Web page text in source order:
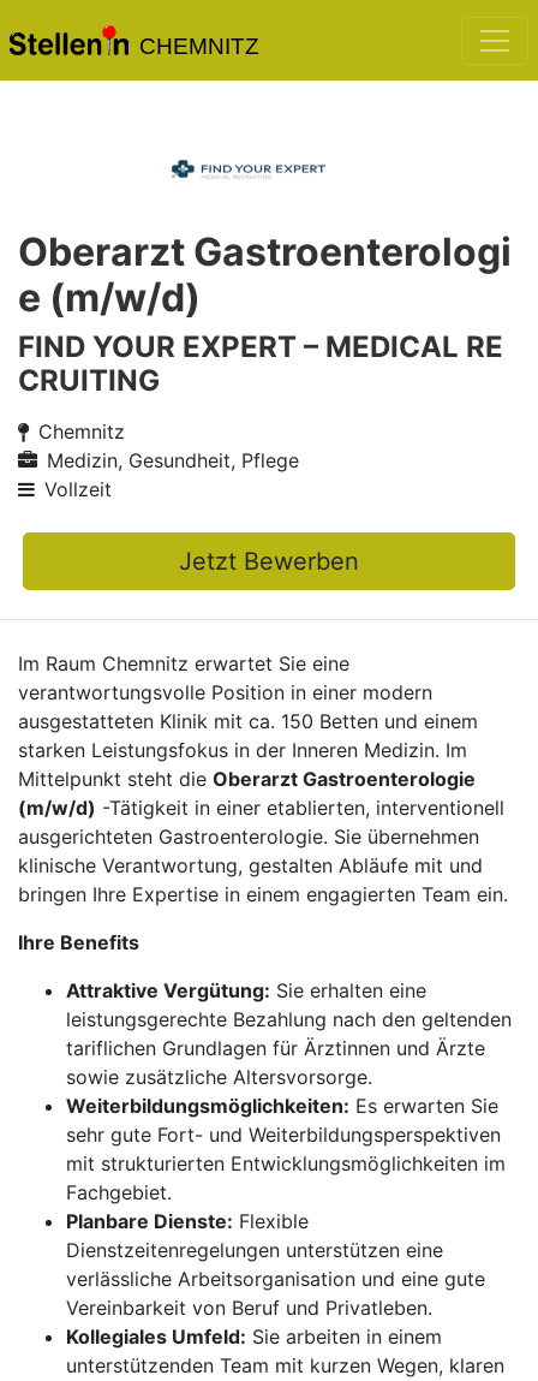
CHEMNITZ
Oberarzt Gastroenterologi
e (m/w/d)
FIND YOUR EXPERT – MEDICAL RE
CRUITING
Chemnitz
Medizin, Gesundheit, Pflege
Vollzeit
Jetzt Bewerben
Im Raum Chemnitz erwartet Sie eine
verantwortungsvolle Position in einer modern
ausgestatteten Klinik mit ca. 150 Betten und einem
starken Leistungsfokus in der Inneren Medizin. Im
Mittelpunkt steht die Oberarzt Gastroenterologie
(m/w/d) -Tätigkeit in einer etablierten, interventionell
ausgerichteten Gastroenterologie. Sie übernehmen
klinische Verantwortung, gestalten Abläufe mit und
bringen Ihre Expertise in einem engagierten Team ein.
Ihre Benefits
Attraktive Vergütung: Sie erhalten eine
leistungsgerechte Bezahlung nach den geltenden
tariflichen Grundlagen für Ärztinnen und Ärzte
sowie zusätzliche Altersvorsorge.
Weiterbildungsmöglichkeiten: Es erwarten Sie
sehr gute Fort- und Weiterbildungsperspektiven
mit strukturierten Entwicklungsmöglichkeiten im
Fachgebiet.
Planbare Dienste: Flexible
Dienstzeitenregelungen unterstützen eine
verlässliche Arbeitsorganisation und eine gute
Vereinbarkeit von Beruf und Privatleben.
Kollegiales Umfeld: Sie arbeiten in einem
unterstützenden Team mit kurzen Wegen, klaren